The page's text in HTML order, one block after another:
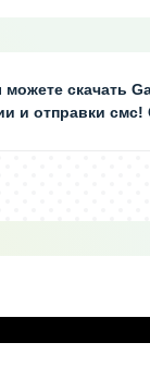
скачать
и отправки